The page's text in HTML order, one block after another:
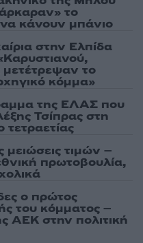
το
να κάνουν μπάνιο
στην Ελπίδα
μετέτρεψαν το
κόμμα»
της ΕΛΑΣ που
Τσίπρας στη
τιμών –
πρωτοβουλία,
ο πρώτος
του κόμματος –
ΑΕΚ στην πολιτική